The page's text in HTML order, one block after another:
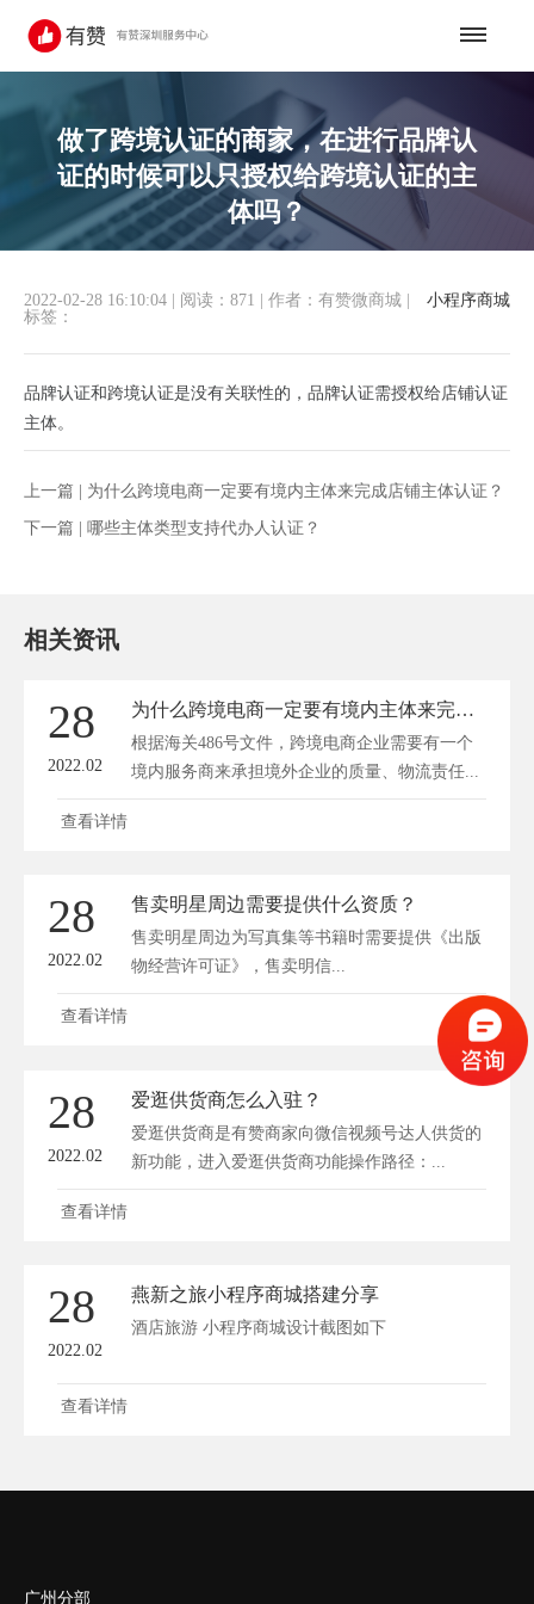
做了跨境认证的商家，在进行品牌认
证的时候可以只授权给跨境认证的主
体吗？
小程序商城
2022-02-28 16:10:04 阅读：871 作者：有赞微商城
标签：
品牌认证和跨境认证是没有关联性的，品牌认证需授权给店铺认证
主体。
上一篇 | 为什么跨境电商一定要有境内主体来完成店铺主体认证？
下一篇 | 哪些主体类型支持代办人认证？
相关资讯
28
2022.02
为什么跨境电商一定要有境内主体来完成店铺主体认证？
根据海关486号文件，跨境电商企业需要有一个
境内服务商来承担境外企业的质量、物流责任...
查看详情
28
2022.02
售卖明星周边需要提供什么资质？
售卖明星周边为写真集等书籍时需要提供《出版
物经营许可证》，售卖明信...
查看详情
28
2022.02
爱逛供货商怎么入驻？
爱逛供货商是有赞商家向微信视频号达人供货的
新功能，进入爱逛供货商功能操作路径：...
查看详情
28
2022.02
燕新之旅小程序商城搭建分享
酒店旅游 小程序商城设计截图如下
查看详情
广州分部